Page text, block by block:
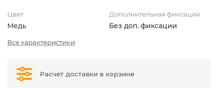
Цвет
Медь
Дополнительная фиксация
Без доп. фиксации
Все характеристики
Расчет доставки в корзине